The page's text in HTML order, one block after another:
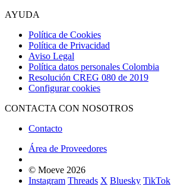
AYUDA
Política de Cookies
Política de Privacidad
Aviso Legal
Política datos personales Colombia
Resolución CREG 080 de 2019
Configurar cookies
CONTACTA CON NOSOTROS
Contacto
Área de Proveedores
© Moeve 2026
Instagram Threads X Bluesky TikTok